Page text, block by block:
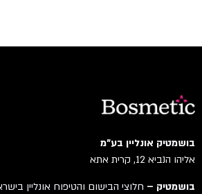
בושמטיק אונליין בע"מ
אליהו הנביא 12, קרית אתא
בושמטיק –חלוצי הבישום והטיפוח אונליין